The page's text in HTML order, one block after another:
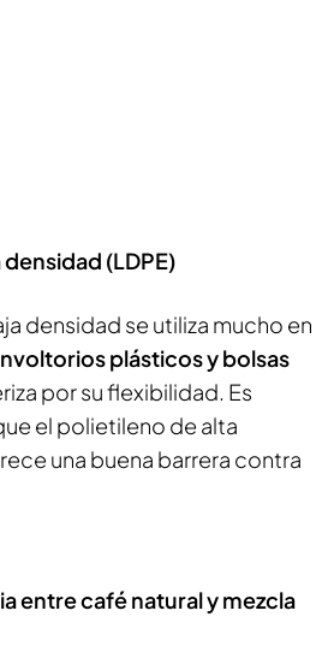
(LDPE)
densidad se utiliza mucho en
plásticos y bolsas
por su flexibilidad. Es
el polietileno de alta
una buena barrera contra
entre café natural y mezcla